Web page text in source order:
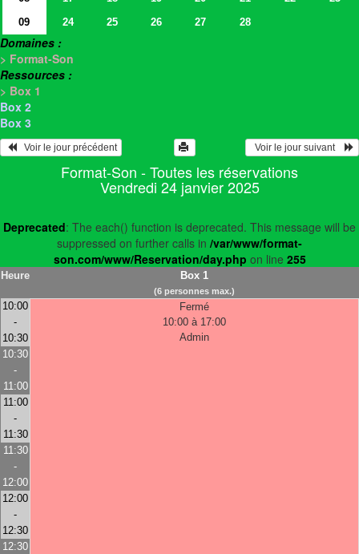
09
24 25 26 27 28
Domaines :
> Format-Son
Ressources :
> Box 1
Box 2
Box 3
   Voir le jour précédent
  Voir le jour suivant
Format-Son - Toutes les réservations
Vendredi 24 janvier 2025
Deprecated: The each() function is deprecated. This message will be
suppressed on further calls in /var/www/format-
son.com/www/Reservation/day.php on line 255
Heure Box 1
(6 personnes max.)
10:00
-
10:30
Fermé
10:00 à 17:00
Admin
10:30
-
11:00
11:00
-
11:30
11:30
-
12:00
12:00
-
12:30
12:30